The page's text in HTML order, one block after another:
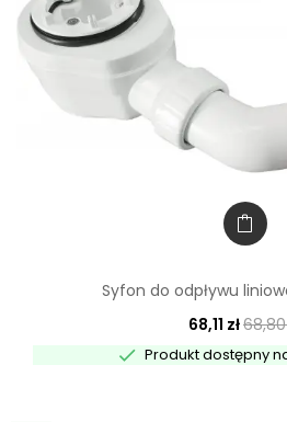
Syfon do odpływu
68,11 zł68,80
 Produkt dostępny